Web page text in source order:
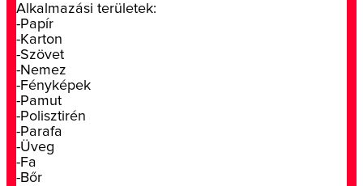
Alkalmazási területek:
-Papír
-Karton
-Szövet
-Nemez
-Fényképek
-Pamut
-Polisztirén
-Parafa
-Üveg
-Fa
-Bőr